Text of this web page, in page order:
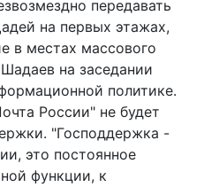
передавать
на первых этажах,
в местах массового
на заседании
политике.
России" не будет
"Господдержка -
это постоянное
функции, к